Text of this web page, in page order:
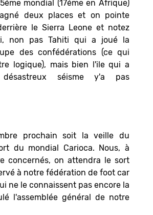
mondial (17éme en Afrique)
deux places et on pointe
le Sierra Leone et notez
non pas Tahiti qui a joué la
des confédérations (ce qui
logique), mais bien l'ile qui a
séisme y'a pas
prochain soit la veille du
du mondial Carioca. Nous, à
concernés, on attendra le sort
à notre fédération de foot car
ne le connaissent pas encore la
l'assemblée général de notre